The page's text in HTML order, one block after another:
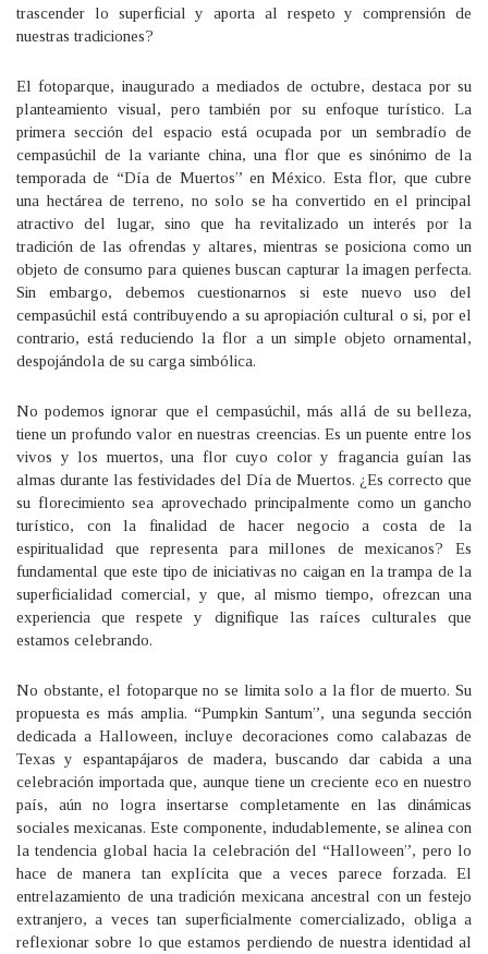
trascender lo superficial y aporta al respeto y comprensión de
nuestras tradiciones?
El fotoparque, inaugurado a mediados de octubre, destaca por su
planteamiento visual, pero también por su enfoque turístico. La
primera sección del espacio está ocupada por un sembradío de
cempasúchil de la variante china, una flor que es sinónimo de la
temporada de “Día de Muertos” en México. Esta flor, que cubre
una hectárea de terreno, no solo se ha convertido en el principal
atractivo del lugar, sino que ha revitalizado un interés por la
tradición de las ofrendas y altares, mientras se posiciona como un
objeto de consumo para quienes buscan capturar la imagen perfecta.
Sin embargo, debemos cuestionarnos si este nuevo uso del
cempasúchil está contribuyendo a su apropiación cultural o si, por el
contrario, está reduciendo la flor a un simple objeto ornamental,
despojándola de su carga simbólica.
No podemos ignorar que el cempasúchil, más allá de su belleza,
tiene un profundo valor en nuestras creencias. Es un puente entre los
vivos y los muertos, una flor cuyo color y fragancia guían las
almas durante las festividades del Día de Muertos. ¿Es correcto que
su florecimiento sea aprovechado principalmente como un gancho
turístico, con la finalidad de hacer negocio a costa de la
espiritualidad que representa para millones de mexicanos? Es
fundamental que este tipo de iniciativas no caigan en la trampa de la
superficialidad comercial, y que, al mismo tiempo, ofrezcan una
experiencia que respete y dignifique las raíces culturales que
estamos celebrando.
No obstante, el fotoparque no se limita solo a la flor de muerto. Su
propuesta es más amplia. “Pumpkin Santum”, una segunda sección
dedicada a Halloween, incluye decoraciones como calabazas de
Texas y espantapájaros de madera, buscando dar cabida a una
celebración importada que, aunque tiene un creciente eco en nuestro
país, aún no logra insertarse completamente en las dinámicas
sociales mexicanas. Este componente, indudablemente, se alinea con
la tendencia global hacia la celebración del “Halloween”, pero lo
hace de manera tan explícita que a veces parece forzada. El
entrelazamiento de una tradición mexicana ancestral con un festejo
extranjero, a veces tan superficialmente comercializado, obliga a
reflexionar sobre lo que estamos perdiendo de nuestra identidad al